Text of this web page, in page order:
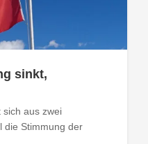
sinkt,
sich aus zwei
die Stimmung der